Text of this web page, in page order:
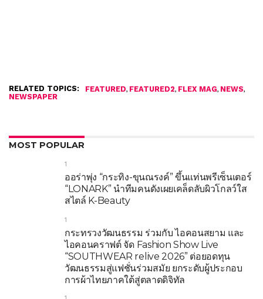
RELATED TOPICS: FEATURED, FEATURED2, FLEX MAG, NEWS,
NEWSPAPER
MOST POPULAR
1
ออร่าพุ่ง “กระทิง-ขุนณรงค์” ขึ้นแท่นพรีเซ็นเตอร์
“LONARK” นำทีมคนดังเผยเคล็ดลับผิวโกลว์ใส
สไตล์ K-Beauty
1
กระทรวงวัฒนธรรม ร่วมกับ ไอคอนสยาม และ
ไอคอนคราฟต์ จัด Fashion Show Live
“SOUTHWEAR relive 2026” ต่อยอดทุน
วัฒนธรรมสู่แฟชั่นร่วมสมัย ยกระดับผู้ประกอบ
การผ้าไทยภาคใต้สู่ตลาดดิจิทัล